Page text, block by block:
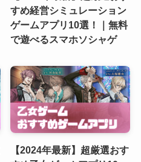
すめ経営シミュレーション
ゲームアプリ10選！｜無料
で遊べるスマホソシャゲ
【2024年最新】超厳選おす